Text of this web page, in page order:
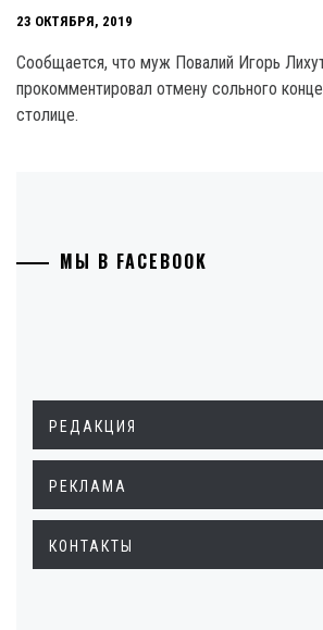
23 ОКТЯБРЯ, 2019
Сообщается, что муж Повалий Игорь
прокомментировал отмену сольного
столице.
МЫ В FACEBOOK
РЕДАКЦИЯ
РЕКЛАМА
КОНТАКТЫ